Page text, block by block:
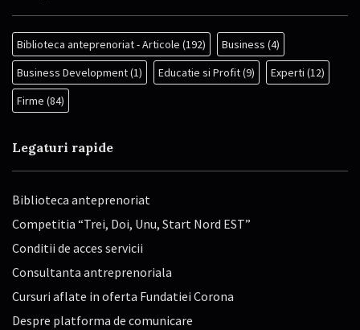
Biblioteca anteprenoriat - Articole (192) Business (4)
Business Development(1) Educatie si Profit(9) Experti (12)
Firme (84)
Legaturi rapide
Biblioteca anteprenoriat
Competitia “Trei, Doi, Unu, Start Nord EST”
Conditii de acces servicii
Consultanta antreprenoriala
Cursuri aflate in oferta Fundatiei Corona
Despre platforma de comunicare